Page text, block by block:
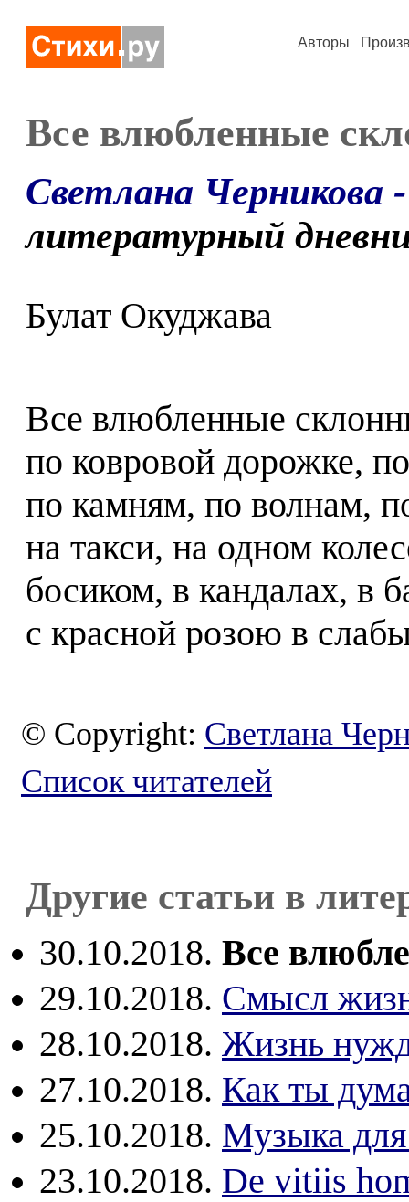
Авторы
Все влюбленные
Светлана Черникова
литературный
Булат Окуджава
Все влюбленные
по ковровой дорожке,
по камням, по волнам,
на такси, на одном
босиком, в кандалах, в
с красной розою в
© Copyright: Светлана
Список читателей
Другие статьи в
30.10.2018. Все
29.10.2018. Смысл
28.10.2018. Жизнь
27.10.2018. Как ты
25.10.2018. Музыка для
23.10.2018. De vitiis